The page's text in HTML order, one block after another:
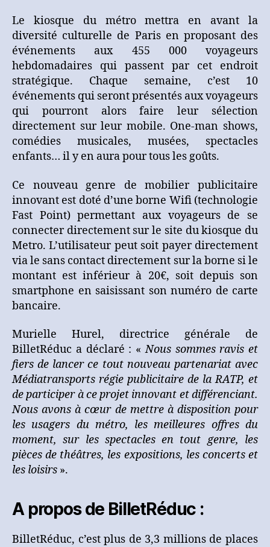
Le kiosque du métro mettra en avant la
diversité culturelle de Paris en proposant des
événements aux 455 000 voyageurs
hebdomadaires qui passent par cet endroit
stratégique. Chaque semaine, c’est 10
événements qui seront présentés aux voyageurs
qui pourront alors faire leur sélection
directement sur leur mobile. One-man shows,
comédies musicales, musées, spectacles
enfants… il y en aura pour tous les goûts.
Ce nouveau genre de mobilier publicitaire
innovant est doté d’une borne Wifi (technologie
Fast Point) permettant aux voyageurs de se
connecter directement sur le site du kiosque du
Metro. L’utilisateur peut soit payer directement
via le sans contact directement sur la borne si le
montant est inférieur à 20€, soit depuis son
smartphone en saisissant son numéro de carte
bancaire.
Murielle Hurel, directrice générale de
BilletRéduc a déclaré : «Nous sommes ravis et
fiers de lancer ce tout nouveau partenariat avec
Médiatransports régie publicitaire de la RATP, et
de participer à ce projet innovant et différenciant.
Nous avons à cœur de mettre à disposition pour
les usagers du métro, les meilleures offres du
moment, sur les spectacles en tout genre, les
pièces de théâtres, les expositions, les concerts et
les loisirs ».
A propos de BilletRéduc :
BilletRéduc, c’est plus de 3,3 millions de places